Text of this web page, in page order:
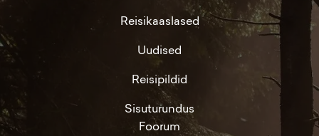
Reisikaaslased
Uudised
Reisipildid
Sisuturundus
Foorum